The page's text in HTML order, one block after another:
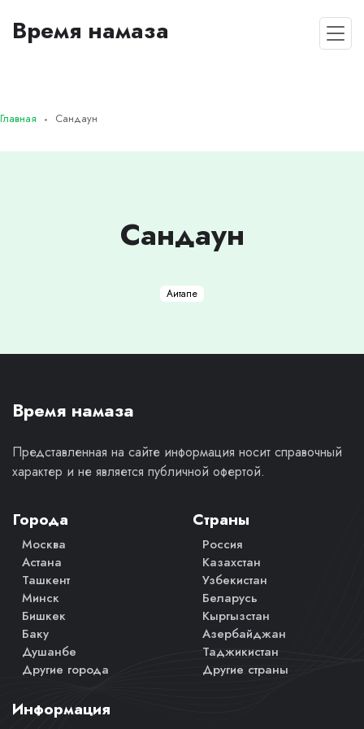
Время намаза
Главная Сандаун
Сандаун
Аитапе
Время намаза
Представленная на сайте информация носит справочный
характер и не является публичной офертой.
Города
Москва
Астана
Ташкент
Минск
Бишкек
Баку
Душанбе
Другие города
Страны
Россия
Казахстан
Узбекистан
Беларусь
Кыргызстан
Азербайджан
Таджикистан
Другие страны
Информация